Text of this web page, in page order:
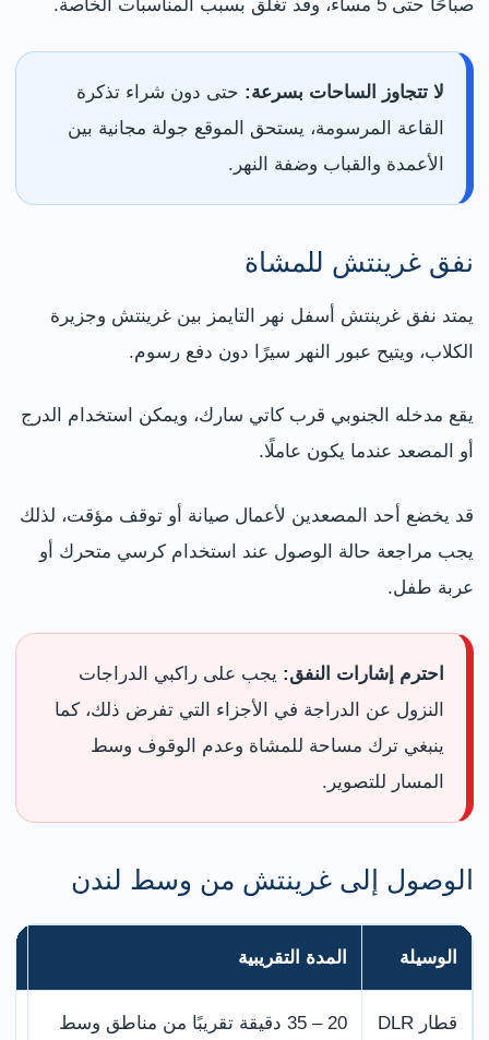
صباحًا حتى 5 مساءً، وقد تغلق بسبب المناسبات الخاصة.
لا تتجاوز الساحات بسرعة: حتى دون شراء تذكرة
القاعة المرسومة، يستحق الموقع جولة مجانية بين
الأعمدة والقباب وضفة النهر.
نفق غرينتش للمشاة
يمتد نفق غرينتش أسفل نهر التايمز بين غرينتش وجزيرة
الكلاب، ويتيح عبور النهر سيرًا دون دفع رسوم.
يقع مدخله الجنوبي قرب كاتي سارك، ويمكن استخدام الدرج
أو المصعد عندما يكون عاملًا.
قد يخضع أحد المصعدين لأعمال صيانة أو توقف مؤقت، لذلك
يجب مراجعة حالة الوصول عند استخدام كرسي متحرك أو
عربة طفل.
احترم إشارات النفق: يجب على راكبي الدراجات
النزول عن الدراجة في الأجزاء التي تفرض ذلك، كما
ينبغي ترك مساحة للمشاة وعدم الوقوف وسط
المسار للتصوير.
الوصول إلى غرينتش من وسط لندن
الوسيلة المدة التقريبية
قطار DLR
20 – 35 دقيقة تقريبًا من مناطق وسط